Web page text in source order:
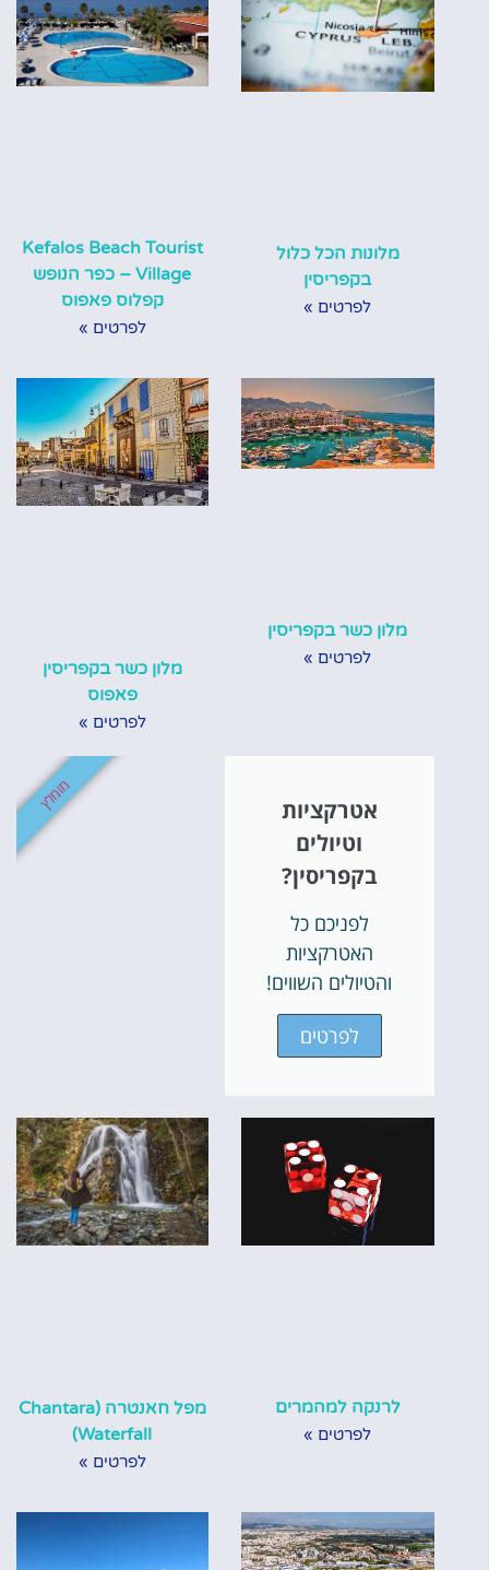
Mercure Larnaca
Beach Resort
The Ciao Stelio
Deluxe Boutique
Hotel - Adults Only
מלונות הכל כלול
בקפריסין
לפרטים »
Kefalos Beach Tourist
Village – כפר הנופש
קפלוס פאפוס
לפרטים »
מלון כשר בקפריסין
לפרטים »
מלון כשר בקפריסין
פאפוס
לפרטים »
אטרקציות
וטיולים
בקפריסין?
לפניכם כל
האטרקציות
והטיולים השווים!
לפרטים
מומלץ
לרנקה למהמרים
לפרטים »
מפל חאנטרה (Chantara
Waterfall)
לפרטים »